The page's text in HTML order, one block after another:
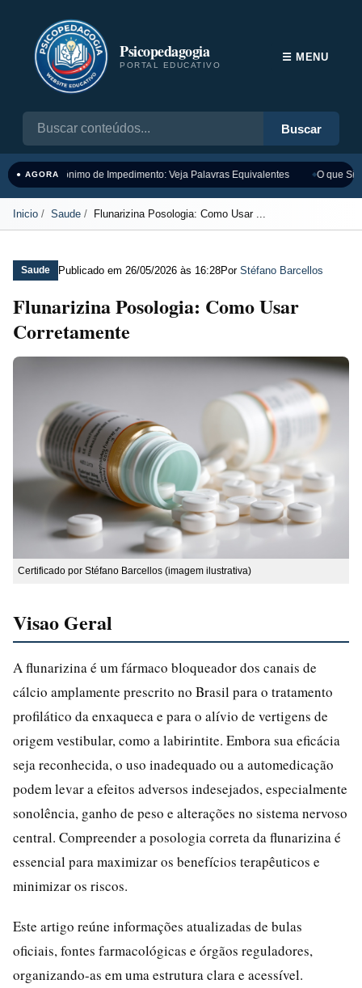
Psicopedagogia
PORTAL EDUCATIVO
Buscar
☰ MENU
● AGORASinônimo de Impedimento: Veja Palavras Equivalentes O que
Inicio Saude Flunarizina Posologia: Como Usar ...
Saude Publicado em 26/05/2026 às 16:28Por Stéfano Barcellos
Flunarizina Posologia: Como Usar
Corretamente
Certificado por Stéfano Barcellos (imagem ilustrativa)
Visao Geral
A flunarizina é um fármaco bloqueador dos canais de
cálcio amplamente prescrito no Brasil para o tratamento
profilático da enxaqueca e para o alívio de vertigens de
origem vestibular, como a labirintite. Embora sua eficácia
seja reconhecida, o uso inadequado ou a automedicação
podem levar a efeitos adversos indesejados, especialmente
sonolência, ganho de peso e alterações no sistema nervoso
central. Compreender a posologia correta da flunarizina é
essencial para maximizar os benefícios terapêuticos e
minimizar os riscos.
Este artigo reúne informações atualizadas de bulas
oficiais, fontes farmacológicas e órgãos reguladores,
organizando-as em uma estrutura clara e acessível.